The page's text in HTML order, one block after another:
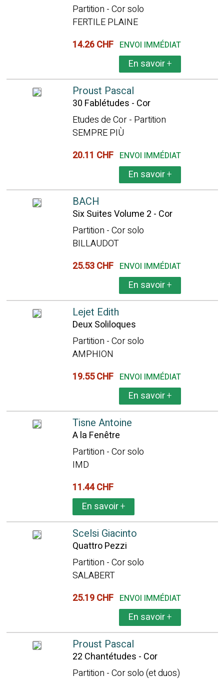
Partition - Cor solo
FERTILE PLAINE
14.26 CHF ENVOI IMMÉDIAT
En savoir+
Proust Pascal
30 Fablétudes - Cor
Etudes de Cor - Partition
SEMPRE PIÙ
20.11 CHF ENVOI IMMÉDIAT
En savoir+
BACH
Six Suites Volume 2 - Cor
Partition - Cor solo
BILLAUDOT
25.53 CHF ENVOI IMMÉDIAT
En savoir+
Lejet Edith
Deux Soliloques
Partition - Cor solo
AMPHION
19.55 CHF ENVOI IMMÉDIAT
En savoir+
Tisne Antoine
A la Fenêtre
Partition - Cor solo
IMD
11.44 CHF
En savoir+
Scelsi Giacinto
Quattro Pezzi
Partition - Cor solo
SALABERT
25.19 CHF ENVOI IMMÉDIAT
En savoir+
Proust Pascal
22 Chantétudes - Cor
Partition - Cor solo (et duos)